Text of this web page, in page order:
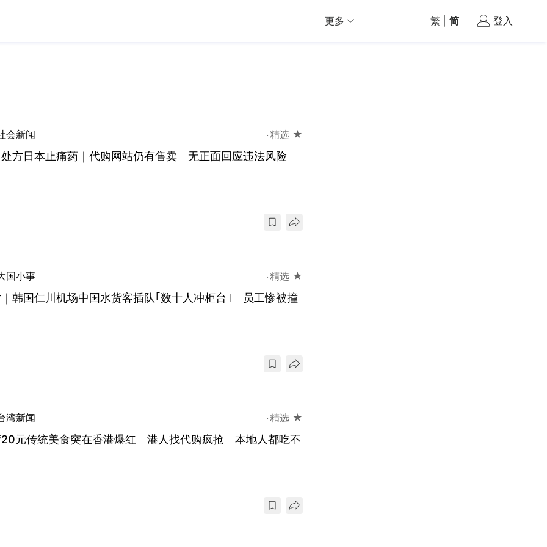
更多 繁 简 登入
会新闻 精选 ★
方日本止痛药｜代购网站仍有售卖 无正面回应违法风险
国小事 精选 ★
韩国仁川机场中国水货客插队｢数十人冲柜台｣ 员工惨被撞
湾新闻 精选 ★
元传统美食突在香港爆红 港人找代购疯抢 本地人都吃不